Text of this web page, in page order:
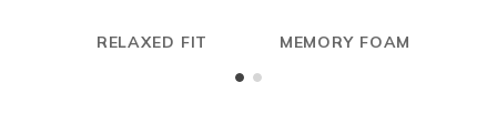
RELAXED FIT MEMORY FOAM